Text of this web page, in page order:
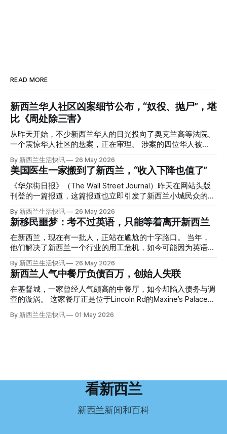
READ MORE
新西兰华人社区凶案细节公布，“奴役、抛尸”，堪
比《周处除三害》
从昨天开始，不少新西兰华人的目光投向了奥克兰高等法院。
一个震惊华人社区的悬案，正在审理。 涉案的四位华人被
告，站在了法庭，被控与一位70岁中国女人的死有关。 事情
的复杂程度，远超人们的想象。 神秘的黑色塑料袋 先让我们
回到2024年3月12日。 新西兰一个名叫Paul Middleton的老
人，在奥克兰Gulf Harbour钓鱼时，发现了一个黑色塑料袋，
里面是一堆衣服。 再扒开衣服，他看到了一只手，一只人
腰部对折，黑色胶带缠着头、手腕和身体，整个人被绑成胎儿
状。 两个10公斤的米袋装满了石头，用胶带死死缠在尸体
上。 死者是亚洲面孔的老年女性，头部、脸、胳膊都有钝器
伤，当时身穿一件“娟燕牌”内衣和黑色长裤。 她是谁？没有人
Operation Parade的案子，开始调查。 米袋泄露秘密 破案的
关键，是两个米袋。这两个塑料米袋里装着用来压住尸体的花
园石头。 每个米袋上都有序列号。 警察一家家查，发现这批
米是在奥克兰北岸一家超市卖的。
By 新西兰生活快讯 26 May 2026
美国医生一家搬到了新西兰，“收入下降也值了”
《华尔街日报》（The Wall Street Journal）昨天在网站头版
刊登的一篇报道，这篇报道也立即引发了新西兰小城民众的兴
趣： “精疲力尽的美国医生，正在离开美国，前往新西兰一座
偏远小镇。” “精疲力尽的美国医生”搬家新西兰 四年前，在加
州拉霍亚（La Jolla）一家医院担任内科医生的Brandon
Williams医生达到了崩溃的边缘。 患者人数激增、医疗人员短
缺、医疗事故诉讼的威胁，以及对患者无力支付医疗费用的忧
（PTSD）。他的其中一位同事甚至因自杀身亡。 他并不想放
弃从医，但他不想再在美国行医了。 于是，他与38岁的妻子
Ellen Williams开始在欧洲寻找更好的选择。 就在那时，他收
到了一封来自新西兰医疗招聘人员的信。 “虽然跑到那个‘与世
义。”现年39岁的加州人Brandon说道。 2024年11月，这家人
By 新西兰生活快讯 26 May 2026
新移民噩梦：考不过英语，只能等着离开新西兰
在新西兰，现在有一批人，正站在尴尬的十字路口。 当年，
他们解决了新西兰一个行业的用工危机，如今可能因为英语考
试，不得不在几年内离开这个国家。 一位移民的无奈感叹：
“如果我们真能考到那个分数，就不会来开公交车了。” 因为英
语，他们一直无法上岸 来自菲律宾的Ryan De Guzman，就是
这批人中的一员。 2023年，当他看到新西兰招聘海外公交司
机的信息时，几乎没有犹豫就提交了申请。 “我听说这里气候
年3月抵达奥克兰。 当时心里盘算着：努力工作两年，申请居
所需的英语门槛。 De Guzman选择了另一项考试——
Pearson Test of English，最终成绩是45分，而申请要求是58
By 新西兰生活快讯 26 May 2026
新西兰人气中餐厅负债百万，创始人失联
在基督城，一家曾经人气颇高的中餐厅，如今却陷入债务与调
查的漩涡。 这家餐厅正是位于Lincoln Rd的Maxine’s Palace。
其背后的公司已进入清算程序，债务总额接近100万纽币，而
引人关注的是——清算人目前无法联系到创始人本人。 今年3
纽币，员工索赔金额仍在核算中。 整体债务规模，已经逼近
这导致公司财务记录尚未完全掌握，资产处置是否合理仍待核
By 新西兰生活快讯 01 May 2026
看新西兰
新西兰新闻和百科